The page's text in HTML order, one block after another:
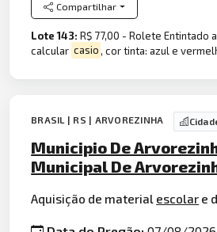
Compartilhar
Lote 143:R$ 77,00 - Rolete Entintado
calcular casio, cor tinta: azul e
BRASIL | RS | ARVOREZINHA
Municipio De
Municipal De
Aquisição de material escolar e